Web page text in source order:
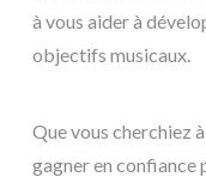
à vous aider à
objectifs musicaux.
Que vous cherchiez
gagner en confiance